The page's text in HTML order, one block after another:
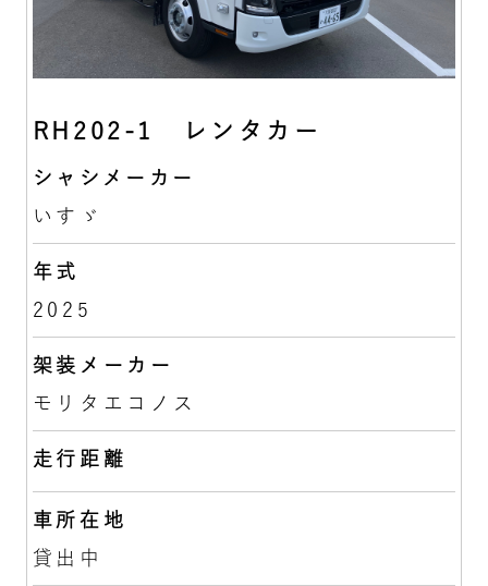
RH202-1 レンタカー
シャシメーカー
いすゞ
年式
2025
架装メーカー
モリタエコノス
走行距離
車所在地
貸出中